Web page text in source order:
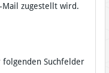
zugestellt wird.
Suchfelder